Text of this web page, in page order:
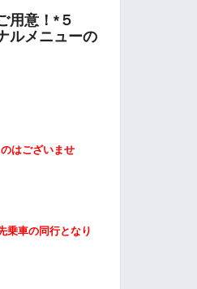
用意！*５
ルメニューの
はございませ
乗車の同行となり